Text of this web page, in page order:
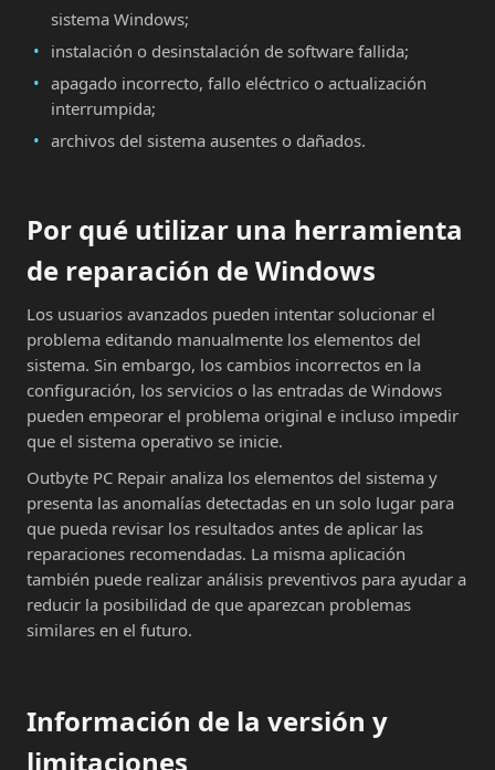
sistema Windows;
instalación o desinstalación de software fallida;
apagado incorrecto, fallo eléctrico o actualización
interrumpida;
archivos del sistema ausentes o dañados.
Por qué utilizar una herramienta
de reparación de Windows
Los usuarios avanzados pueden intentar solucionar el
problema editando manualmente los elementos del
sistema. Sin embargo, los cambios incorrectos en la
configuración, los servicios o las entradas de Windows
pueden empeorar el problema original e incluso impedir
que el sistema operativo se inicie.
Outbyte PC Repair analiza los elementos del sistema y
presenta las anomalías detectadas en un solo lugar para
que pueda revisar los resultados antes de aplicar las
reparaciones recomendadas. La misma aplicación
también puede realizar análisis preventivos para ayudar a
reducir la posibilidad de que aparezcan problemas
similares en el futuro.
Información de la versión y
limitaciones